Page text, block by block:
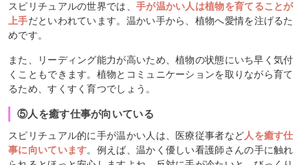
スピリチュアルの世界では、 手が温かい人は植物を育てることが
上手だといわれています。温かい手から、植物へ愛情を注げるた
めです。
また、リーディング能力が高いため、植物の状態にいち早く気付
くこともできます。植物とコミュニケーションを取りながら育て
るため、すくすく育つでしょう。
⑤人を癒す仕事が向いている
スピリチュアル的に手が温かい人は、医療従事者など人を癒す仕
事に向いています。例えば、温かく優しい看護師さんの手に触れ